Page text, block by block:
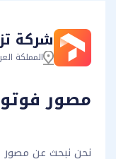
شركة
المملكة
مصور
نحن نبحث عن مصور